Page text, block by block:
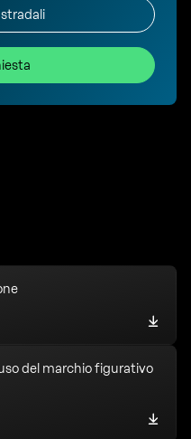
del marchio figurativo